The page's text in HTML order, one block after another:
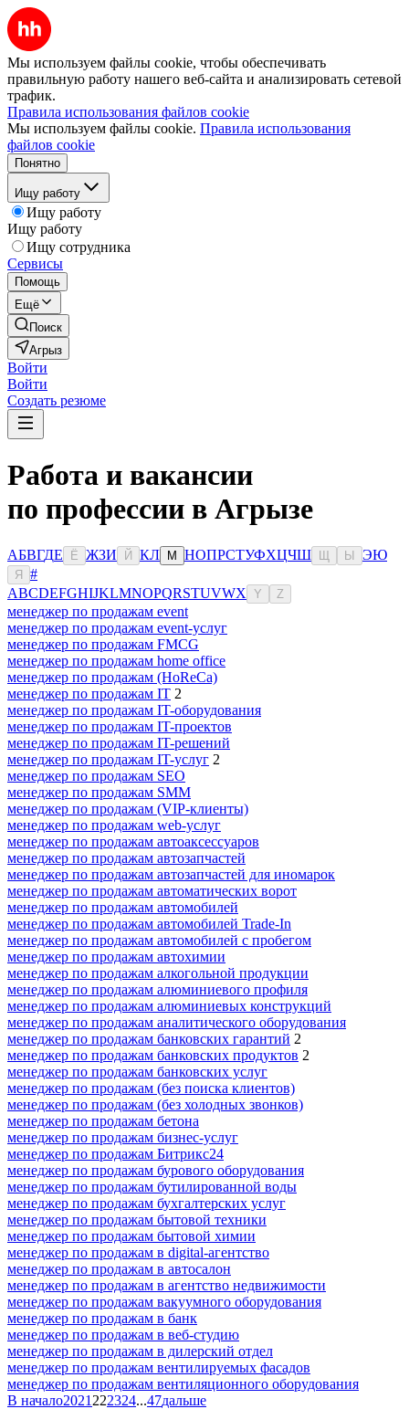
Мы используем файлы cookie, чтобы обеспечивать
правильную работу нашего веб-сайта и анализировать сетевой
трафик.
Правила использования файлов cookie
Мы используем файлы cookie. Правила использования
файлов cookie
Понятно
Ищу работу
Ищу работу
Ищу работу
Ищу сотрудника
Сервисы
Помощь
Ещё
Поиск
Агрыз
Войти
Войти
Создать резюме
Работа и вакансии
по профессии в Агрызе
АБВГДЕ Ё ЖЗИ Й КЛ М НОПРСТУФХЦЧШ Ы ЭЮ
Я
#
ABCDEFGHIJKLMNOPQRSTUVWX Y Z
менеджер по продажам event
менеджер по продажам event-услуг
менеджер по продажам FMCG
менеджер по продажам home office
менеджер по продажам (HoReCa)
менеджер по продажам IT 2
менеджер по продажам IT-оборудования
менеджер по продажам IT-проектов
менеджер по продажам IT-решений
менеджер по продажам IT-услуг 2
менеджер по продажам SEO
менеджер по продажам SMM
менеджер по продажам (VIP-клиенты)
менеджер по продажам web-услуг
менеджер по продажам автоаксессуаров
менеджер по продажам автозапчастей
менеджер по продажам автозапчастей для иномарок
менеджер по продажам автоматических ворот
менеджер по продажам автомобилей
менеджер по продажам автомобилей Trade-In
менеджер по продажам автомобилей с пробегом
менеджер по продажам автохимии
менеджер по продажам алкогольной продукции
менеджер по продажам алюминиевого профиля
менеджер по продажам алюминиевых конструкций
менеджер по продажам аналитического оборудования
менеджер по продажам банковских гарантий 2
менеджер по продажам банковских продуктов 2
менеджер по продажам банковских услуг
менеджер по продажам (без поиска клиентов)
менеджер по продажам (без холодных звонков)
менеджер по продажам бетона
менеджер по продажам бизнес-услуг
менеджер по продажам Битрикс24
менеджер по продажам бурового оборудования
менеджер по продажам бутилированной воды
менеджер по продажам бухгалтерских услуг
менеджер по продажам бытовой техники
менеджер по продажам бытовой химии
менеджер по продажам в digital-агентство
менеджер по продажам в автосалон
менеджер по продажам в агентство недвижимости
менеджер по продажам вакуумного оборудования
менеджер по продажам в банк
менеджер по продажам в веб-студию
менеджер по продажам в дилерский отдел
менеджер по продажам вентилируемых фасадов
менеджер по продажам вентиляционного оборудования
В начало2021 222324...47дальше